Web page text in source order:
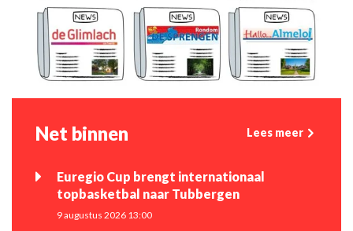
Net binnen Lees meer
Euregio Cup brengt internationaal
topbasketbal naar Tubbergen
9 augustus 2026 13:00